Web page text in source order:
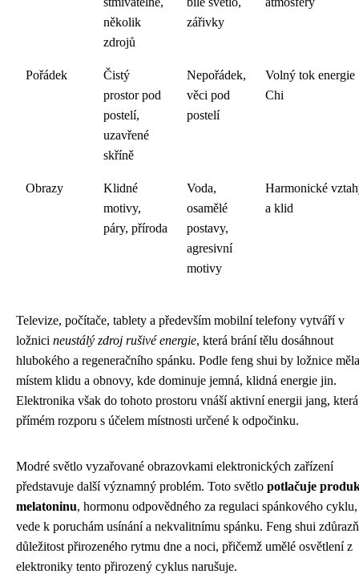
několik
zdrojů
zářivky
Pořádek
Čistý
prostor pod
postelí,
uzavřené
skříně
Nepořádek,
věci pod
postelí
Volný tok energie
Chi
Obrazy
Klidné
motivy,
páry, příroda
Voda,
osamělé
postavy,
agresivní
motivy
Harmonické
a klid
Televize, počítače, tablety a především mobilní telefony vytváří v
ložnici neustálý zdroj rušivé energie, která brání tělu dosáhnout
hlubokého a regeneračního spánku. Podle feng shui by ložnice
místem klidu a obnovy, kde dominuje jemná, klidná energie jin.
Elektronika však do tohoto prostoru vnáší aktivní energii jang,
přímém rozporu s účelem místnosti určené k odpočinku.
Modré světlo vyzařované obrazovkami elektronických zařízení
představuje další významný problém. Toto světlo potlačuje
melatoninu, hormonu odpovědného za regulaci spánkového
vede k poruchám usínání a nekvalitnímu spánku. Feng shui
důležitost přirozeného rytmu dne a noci, přičemž umělé osvětlení z
elektroniky tento přirozený cyklus narušuje.